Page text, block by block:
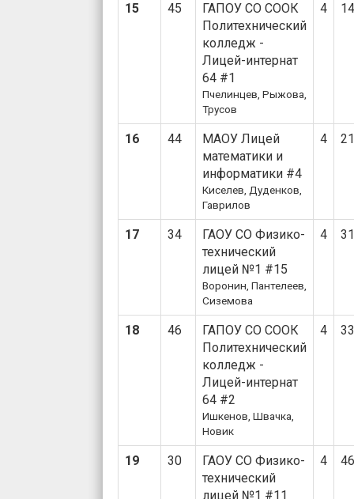
15 45
ГАПОУ СО СООК
Политехнический
колледж -
Лицей-интернат
64 #1
Пчелинцев, Рыжова,
Трусов
4
16 44
МАОУ Лицей
математики и
информатики #4
Киселев, Дуденков,
Гаврилов
4
17 34
ГАОУ СО Физико-
технический
лицей №1 #15
Воронин, Пантелеев,
Сиземова
4
18 46
ГАПОУ СО СООК
Политехнический
колледж -
Лицей-интернат
64 #2
Ишкенов, Швачка,
Новик
4
19 30
ГАОУ СО Физико-
технический
лицей №1 #11
4